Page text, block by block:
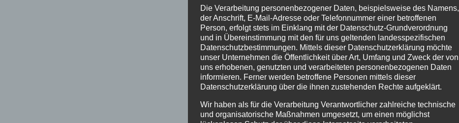
Die Verarbeitung personenbezogener Daten, beispielsweise des Namens,
der Anschrift, E-Mail-Adresse oder Telefonnummer einer betroffenen
Person, erfolgt stets im Einklang mit der Datenschutz-Grundverordnung
und in Übereinstimmung mit den für uns geltenden landesspezifischen
Datenschutzbestimmungen. Mittels dieser Datenschutzerklärung möchte
unser Unternehmen die Öffentlichkeit über Art, Umfang und Zweck der von
uns erhobenen, genutzten und verarbeiteten personenbezogenen Daten
informieren. Ferner werden betroffene Personen mittels dieser
Datenschutzerklärung über die ihnen zustehenden Rechte aufgeklärt.
Wir haben als für die Verarbeitung Verantwortlicher zahlreiche technische
und organisatorische Maßnahmen umgesetzt, um einen möglichst